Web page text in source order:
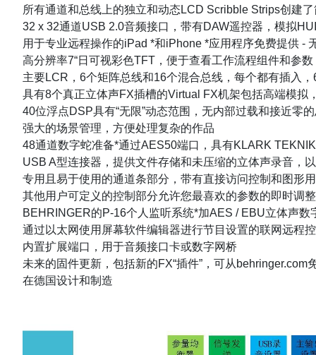
所有通道和总线上的独立和动态LCD Scribble Strips创建
32 x 32通道USB 2.0音频接口，带有DAW遥控器，模拟
用于专业远程操作的iPad *和iPhone *应用程序免费提供 -
高分辨率7“日可视彩色TFT，便于查看工作流程组件和参数
主要LCR，6个矩阵总线和16个混合总线，每个都有插入
具有8个真正立体声FX插槽的Virtual FX机架包括高端模拟
40位浮点DSP具有“无限”动态范围，无内部过载和接近零
强大的场景管理，方便处理复杂的作品
48通道数字蛇准备*通过AES50端口，具有KLARK
USB A型连接器，提供文件存储和未压缩的立体声录音，
专用且易于使用的通道条部分，带有直接访问控制和图形
其他用户可定义的控制部分允许您最喜欢的参数的即时调整
BEHRINGER的P-16个人监听系统*加AES / EBU立体声
通过以太网使用屏幕软件编辑器进行节目设置的联网远程
内置扩展端口，用于音频接口卡或数字网桥
未来的固件更新，包括新的FX“插件”，可从behringer.com
在德国设计和制造